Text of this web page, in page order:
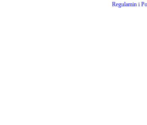
Regulamin i